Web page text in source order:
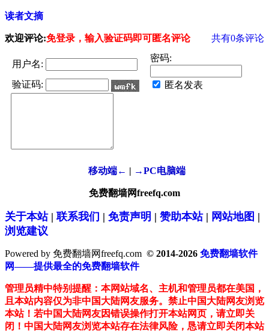
读者文摘
欢迎评论:免登录，输入验证码即可匿名评论 共有0条评论
用户名:
密码:
验证码: 匿名发表
移动端← | →PC电脑端
免费翻墙网freefq.com
关于本站| 联系我们 | 免责声明 | 赞助本站| 网站地图 |
浏览建议
Powered by 免费翻墙网freefq.com © 2014-2026 免费翻墙软件
网——提供最全的免费翻墙软件
管理员精中特别提醒：本网站域名、主机和管理员都在美国，
且本站内容仅为非中国大陆网友服务。禁止中国大陆网友浏览
本站！若中国大陆网友因错误操作打开本站网页，请立即关
闭！中国大陆网友浏览本站存在法律风险，恳请立即关闭本站